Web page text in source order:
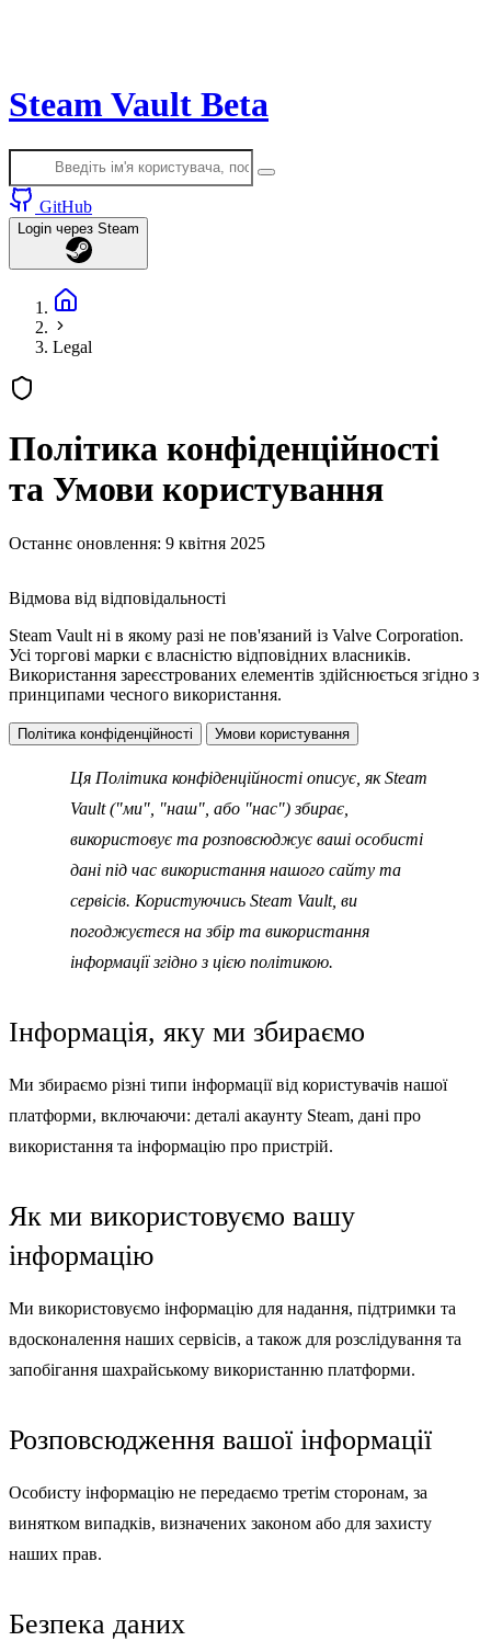
Steam Vault Beta
GitHub
Login через Steam
Legal
Політика конфіденційності
та Умови користування
Останнє оновлення: 9 квітня 2025
Відмова від відповідальності
Steam Vault ні в якому разі не пов'язаний із Valve Corporation.
Усі торгові марки є власністю відповідних власників.
Використання зареєстрованих елементів здійснюється згідно з
принципами чесного використання.
Політика конфіденційності Умови користування
Ця Політика конфіденційності описує, як Steam
Vault ("ми", "наш", або "нас") збирає,
використовує та розповсюджує ваші особисті
дані під час використання нашого сайту та
сервісів. Користуючись Steam Vault, ви
погоджуєтеся на збір та використання
інформації згідно з цією політикою.
Інформація, яку ми збираємо
Ми збираємо різні типи інформації від користувачів нашої
платформи, включаючи: деталі акаунту Steam, дані про
використання та інформацію про пристрій.
Як ми використовуємо вашу
інформацію
Ми використовуємо інформацію для надання, підтримки та
вдосконалення наших сервісів, а також для розслідування та
запобігання шахрайському використанню платформи.
Розповсюдження вашої інформації
Особисту інформацію не передаємо третім сторонам, за
винятком випадків, визначених законом або для захисту
наших прав.
Безпека даних